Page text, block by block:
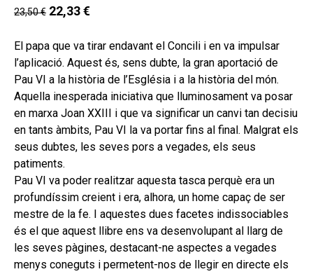
23,50€ 22,33€
El papa que va tirar endavant el Concili i en va impulsar
l’aplicació. Aquest és, sens dubte, la gran aportació de
Pau VI a la història de l’Església i a la història del món.
Aquella inesperada iniciativa que lluminosament va posar
en marxa Joan XXIII i que va significar un canvi tan decisiu
en tants àmbits, Pau VI la va portar fins al final. Malgrat els
seus dubtes, les seves pors a vegades, els seus
patiments.
Pau VI va poder realitzar aquesta tasca perquè era un
profundíssim creient i era, alhora, un home capaç de ser
mestre de la fe. I aquestes dues facetes indissociables
és el que aquest llibre ens va desenvolupant al llarg de
les seves pàgines, destacant-ne aspectes a vegades
menys coneguts i permetent-nos de llegir en directe els